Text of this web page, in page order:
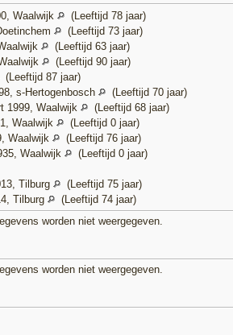
Waalwijk
(Leeftijd 78 jaar)
(Leeftijd 73 jaar)
(Leeftijd 63 jaar)
(Leeftijd 90 jaar)
(Leeftijd 87 jaar)
s-Hertogenbosch
(Leeftijd 70 jaar)
1999, Waalwijk
(Leeftijd 68 jaar)
Waalwijk
(Leeftijd 0 jaar)
Waalwijk
(Leeftijd 76 jaar)
Waalwijk
(Leeftijd 0 jaar)
Tilburg
(Leeftijd 75 jaar)
Tilburg
(Leeftijd 74 jaar)
worden niet weergegeven.
worden niet weergegeven.